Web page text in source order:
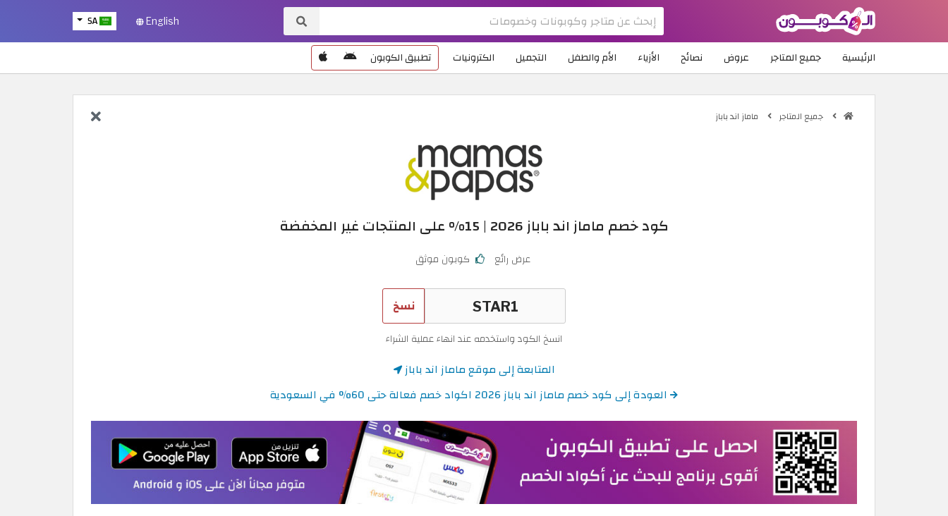
SA English
الرئيسية جميع المتاجر عروض نصائح الأزياء الأم والطفل التجميل الكترونيات تطبيق الكوبون
جميع المتاجر ماماز اند باباز
كود خصم ماماز اند باباز 2026 | 15% على المنتجات غير المخفضة
عرض رائع كوبون موثق
نسخ
انسخ الكود واستخدمه عند انهاء عملية الشراء
المتابعة إلى موقع ماماز اند باباز
العودة إلى كود خصم ماماز اند باباز 2026 اكواد خصم فعالة حتى 60% في السعودية